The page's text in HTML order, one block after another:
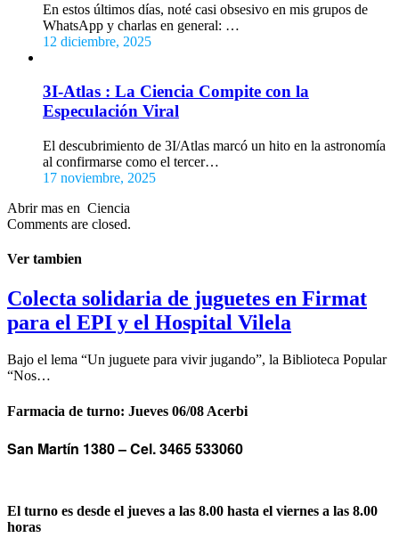
En estos últimos días, noté casi obsesivo en mis grupos de
WhatsApp y charlas en general: …
12 diciembre, 2025
3I-Atlas : La Ciencia Compite con la
Especulación Viral
El descubrimiento de 3I/Atlas marcó un hito en la astronomía
al confirmarse como el tercer…
17 noviembre, 2025
Abrir mas en Ciencia
Comments are closed.
Ver tambien
Colecta solidaria de juguetes en Firmat
para el EPI y el Hospital Vilela
Bajo el lema “Un juguete para vivir jugando”, la Biblioteca Popular
“Nos…
Farmacia de turno: Jueves 06/08 Acerbi
San Martín 1380 –Cel. 3465 533060
El turno es desde el jueves a las 8.00 hasta el viernes a las 8.00
horas